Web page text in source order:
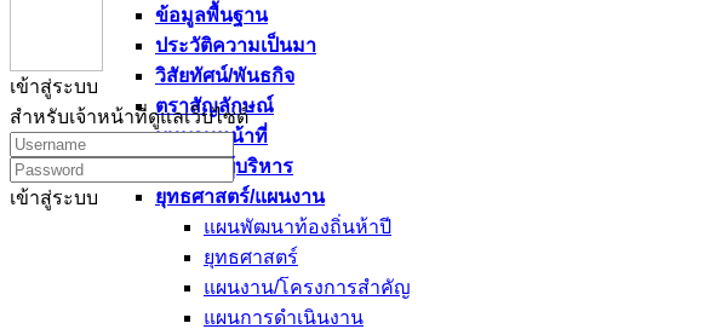
เข้าสู่ระบบ
สำหรับเจ้าหน้าที่ดูแลเว็บไซต์
เข้าสู่ระบบ
ข้อมูลพื้นฐาน
ประวัติความเป็นมา
วิสัยทัศน์/พันธกิจ
ตราสัญลักษณ์
บทบาทหน้าที่
นโยบายผู้บริหาร
ยุทธศาสตร์/แผนงาน
แผนพัฒนาท้องถิ่นห้าปี
ยุทธศาสตร์
แผนงาน/โครงการสำคัญ
แผนการดำเนินงาน